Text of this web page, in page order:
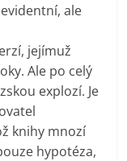
ale
jejímuž
Ale po celý
explozí. Je
knihy mnozí
hypotéza,